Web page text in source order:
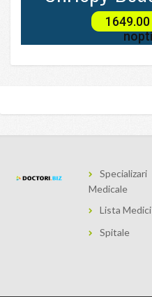
Specializari
Medicale
Lista Medici
Spitale